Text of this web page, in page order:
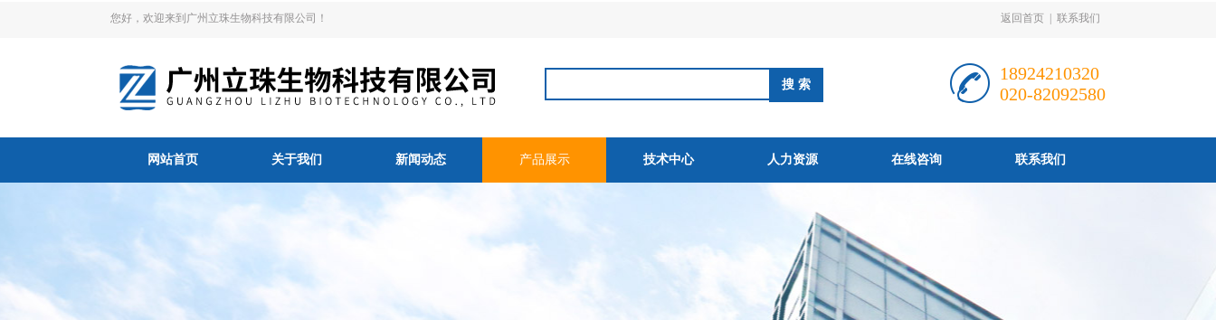
您好，欢迎来到广州立珠生物科技有限公司！ 返回首页 联系我们
18924210320
020-82092580
网站首页 关于我们 新闻动态 产品展示 技术中心 人力资源 在线咨询 联系我们